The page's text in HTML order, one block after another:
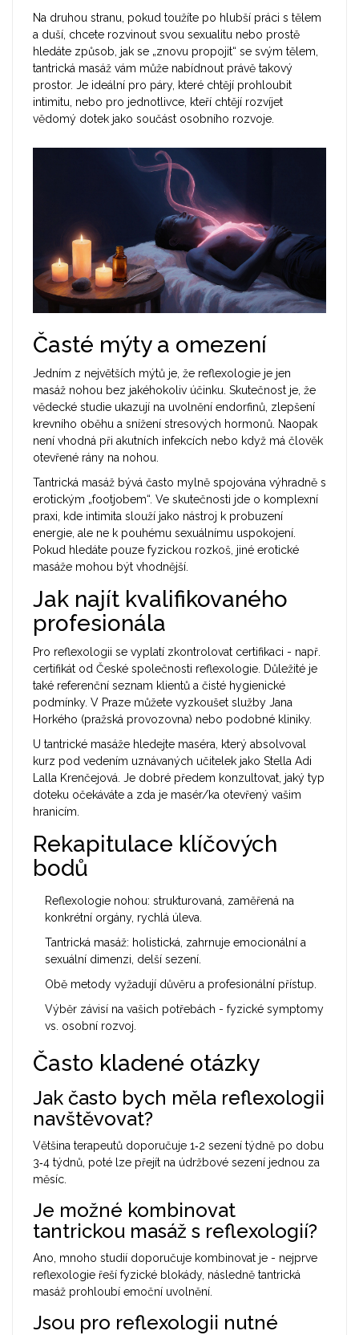
Na druhou stranu, pokud toužíte po hlubší práci s tělem
a duší, chcete rozvinout svou sexualitu nebo prostě
hledáte způsob, jak se „znovu propojit“ se svým tělem,
tantrická masáž vám může nabídnout právě takový
prostor. Je ideální pro páry, které chtějí prohloubit
intimitu, nebo pro jednotlivce, kteří chtějí rozvíjet
vědomý dotek jako součást osobního rozvoje.
Časté mýty a omezení
Jedním z největších mýtů je, že reflexologie je jen
masáž nohou bez jakéhokoliv účinku. Skutečnost je, že
vědecké studie ukazují na uvolnění endorfinů, zlepšení
krevního oběhu a snížení stresových hormonů. Naopak
není vhodná při akutních infekcích nebo když má člověk
otevřené rány na nohou.
Tantrická masáž bývá často mylně spojována výhradně s
erotickým „footjobem“. Ve skutečnosti jde o komplexní
praxi, kde intimita slouží jako nástroj k probuzení
energie, ale ne k pouhému sexuálnímu uspokojení.
Pokud hledáte pouze fyzickou rozkoš, jiné erotické
masáže mohou být vhodnější.
Jak najít kvalifikovaného
profesionála
Pro reflexologii se vyplatí zkontrolovat certifikaci - např.
certifikát od České společnosti reflexologie. Důležité je
také referenční seznam klientů a čisté hygienické
podmínky. V Praze můžete vyzkoušet služby Jana
Horkého (pražská provozovna) nebo podobné kliniky.
U tantrické masáže hledejte maséra, který absolvoval
kurz pod vedením uznávaných učitelek jako Stella Adi
Lalla Krenčejová . Je dobré předem konzultovat, jaký typ
doteku očekáváte a zda je masér/ka otevřený vašim
hranicím.
Rekapitulace klíčových
bodů
Reflexologie nohou: strukturovaná, zaměřená na
konkrétní orgány, rychlá úleva.
Tantrická masáž: holistická, zahrnuje emocionální a
sexuální dimenzi, delší sezení.
Obě metody vyžadují důvěru a profesionální přístup.
Výběr závisí na vašich potřebách - fyzické symptomy
vs. osobní rozvoj.
Často kladené otázky
Jak často bych měla reflexologii
navštěvovat?
Většina terapeutů doporučuje 1‑2 sezení týdně po dobu
3‑4 týdnů, poté lze přejít na údržbové sezení jednou za
měsíc.
Je možné kombinovat
tantrickou masáž s reflexologií?
Ano, mnoho studií doporučuje kombinovat je - nejprve
reflexologie řeší fyzické blokády, následně tantrická
masáž prohloubí emoční uvolnění.
Jsou pro reflexologii nutné